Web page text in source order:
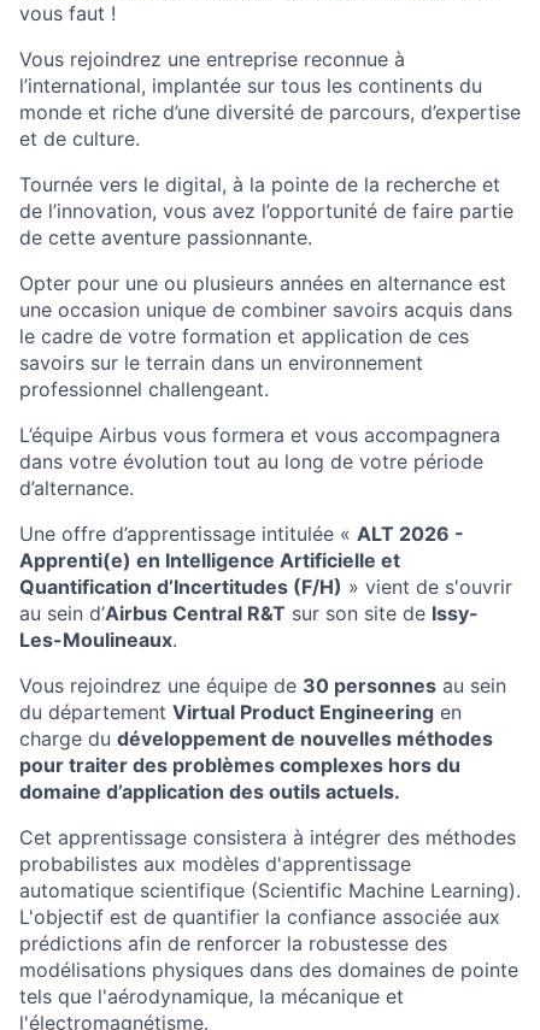
vous faut !
Vous rejoindrez une entreprise reconnue à
l’international, implantée sur tous les continents du
monde et riche d’une diversité de parcours, d’expertise
et de culture.
Tournée vers le digital, à la pointe de la recherche et
de l’innovation, vous avez l’opportunité de faire partie
de cette aventure passionnante.
Opter pour une ou plusieurs années en alternance est
une occasion unique de combiner savoirs acquis dans
le cadre de votre formation et application de ces
savoirs sur le terrain dans un environnement
professionnel challengeant.
L’équipe Airbus vous formera et vous accompagnera
dans votre évolution tout au long de votre période
d’alternance.
Une offre d’apprentissage intitulée « ALT 2026 -
Apprenti(e) en Intelligence Artificielle et
Quantification d’Incertitudes (F/H) » vient de s'ouvrir
au sein d’Airbus Central R&T sur son site de Issy-
Les-Moulineaux.
Vous rejoindrez une équipe de 30 personnes au sein
du département Virtual Product Engineering en
charge du développement de nouvelles méthodes
pour traiter des problèmes complexes hors du
domaine d’application des outils actuels.
Cet apprentissage consistera à intégrer des méthodes
probabilistes aux modèles d'apprentissage
automatique scientifique (Scientific Machine Learning).
L'objectif est de quantifier la confiance associée aux
prédictions afin de renforcer la robustesse des
modélisations physiques dans des domaines de pointe
tels que l'aérodynamique, la mécanique et
l'électromagnétisme.